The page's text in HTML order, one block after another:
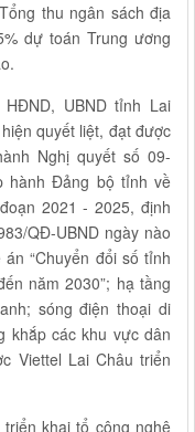
thu ngân sách địa
dự toán Trung ương
UBND tỉnh Lai
quyết liệt, đạt được
Nghị quyết số 09-
hành Đảng bộ tỉnh về
2021 - 2025, định
QĐ-UBND ngày nào
“Chuyển đổi số tỉnh
năm 2030”; hạ tầng
sóng điện thoại di
khắp các khu vực dân
Viettel Lai Châu triển
khai tổ công nghệ